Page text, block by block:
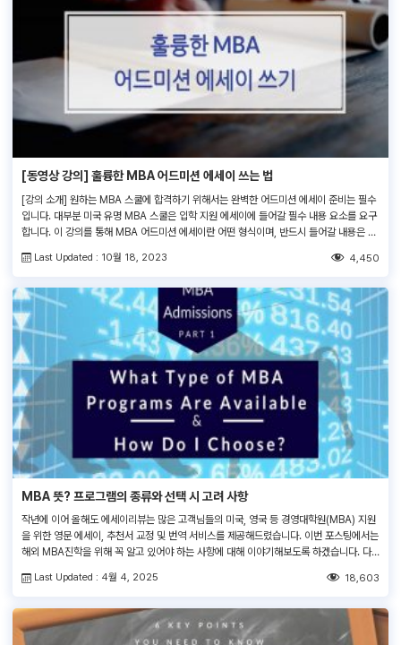
[동영상 강의] 훌륭한 MBA 어드미션 에세이 쓰는 법
[강의 소개] 원하는 MBA 스쿨에 합격하기 위해서는 완벽한 어드미션 에세이 준비는 필수
입니다. 대부분 미국 유명 MBA 스쿨은 입학 지원 에세이에 들어갈 필수 내용 요소를 요구
합니다. 이 강의를 통해 MBA 어드미션 에세이란 어떤 형식이며, 반드시 들어갈 내용은 무
의 대상] [강사] ▶ 원고 작성 후전문가의 […]
Last Updated : 10월 18, 2023 4,450
MBA 뜻? 프로그램의 종류와 선택 시 고려 사항
작년에 이어 올해도 에세이리뷰는 많은 고객님들의 미국, 영국 등 경영대학원(MBA) 지원
을 위한 영문 에세이, 추천서 교정 및 번역 서비스를 제공해드렸습니다. 이번 포스팅에서는
해외 MBA진학을 위해 꼭 알고 있어야 하는 사항에 대해 이야기해보도록 하겠습니다. 다
준비한 MBA 지원과정, 에세이 작성법, 인터뷰 및 추천서 작성법이 여러분이 원하는 […]
Last Updated : 4월 4, 2025 18,603